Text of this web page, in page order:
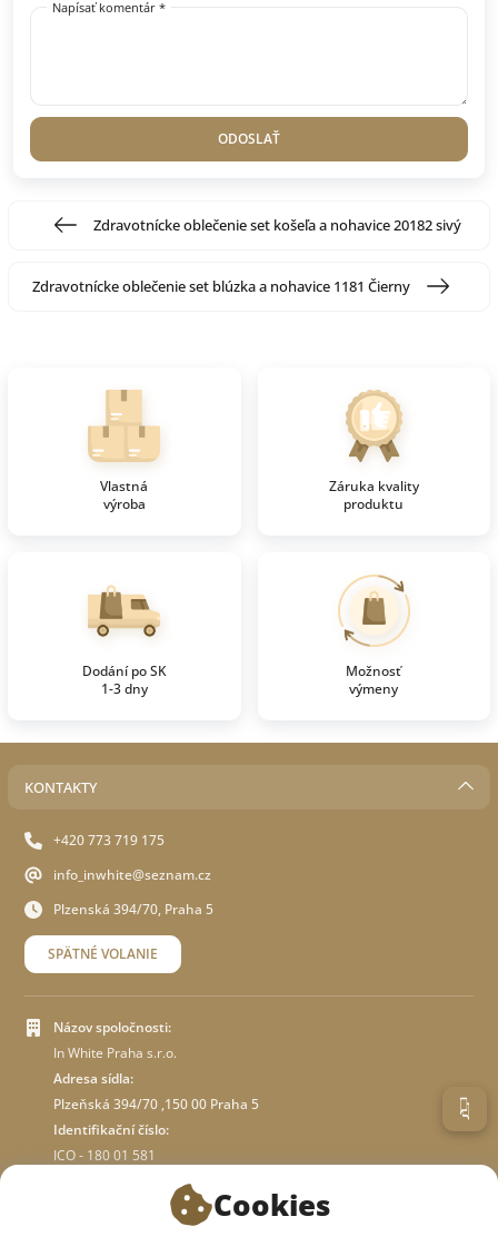
Napísať komentár *
ODOSLAŤ
Zdravotnícke oblečenie set košeľa a nohavice 20182 sivý
Zdravotnícke oblečenie set blúzka a nohavice 1181 Čierny
Vlastná
výroba
Záruka kvality
produktu
Dodání po SK
1-3 dny
Možnosť
výmeny
KONTAKTY
+420 773 719 175
info_inwhite@seznam.cz
Plzenská 394/70, Praha 5
SPÄTNÉ VOLANIE
Názov spoločnosti:
In White Praha s.r.o.
Adresa sídla:
Plzeňská 394/70 ,150 00 Praha 5
Identifikační číslo:
ICO - 180 01 581
Cookies